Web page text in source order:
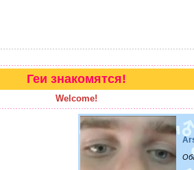
Геи знакомятся!
Welcome!